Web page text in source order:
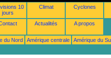
10
jours
Climat Cyclones
Actualités A propos
du Nord Amérique centrale
Amérique du